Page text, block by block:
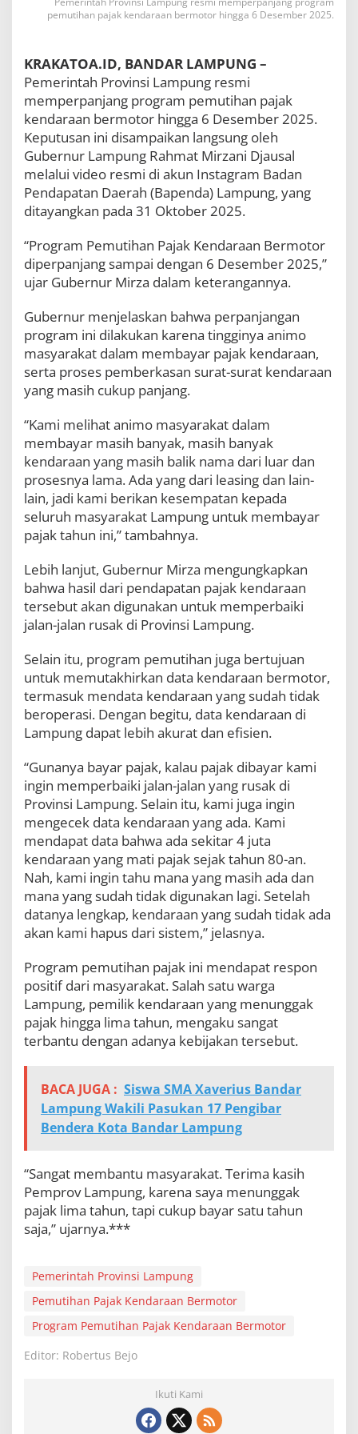
p
u
D
i
e
r
p
a
j
a
n
h
i
n
g
6
D
e
s
e
r
0
2
5
pemutihan pajak kendaraan bermotor hingga 6 Desember 2025.
KRAKATOA.ID, BANDAR LAMPUNG –
Pemerintah Provinsi Lampung resmi
memperpanjang program pemutihan pajak
kendaraan bermotor hingga 6 Desember 2025.
Keputusan ini disampaikan langsung oleh
Gubernur Lampung Rahmat Mirzani Djausal
melalui video resmi di akun Instagram Badan
Pendapatan Daerah (Bapenda) Lampung, yang
ditayangkan pada 31 Oktober 2025.
“Program Pemutihan Pajak Kendaraan Bermotor
diperpanjang sampai dengan 6 Desember 2025,”
ujar Gubernur Mirza dalam keterangannya.
Gubernur menjelaskan bahwa perpanjangan
program ini dilakukan karena tingginya animo
masyarakat dalam membayar pajak kendaraan,
serta proses pemberkasan surat-surat kendaraan
yang masih cukup panjang.
“Kami melihat animo masyarakat dalam
membayar masih banyak, masih banyak
kendaraan yang masih balik nama dari luar dan
prosesnya lama. Ada yang dari leasing dan lain-
lain, jadi kami berikan kesempatan kepada
seluruh masyarakat Lampung untuk membayar
pajak tahun ini,” tambahnya.
Lebih lanjut, Gubernur Mirza mengungkapkan
bahwa hasil dari pendapatan pajak kendaraan
tersebut akan digunakan untuk memperbaiki
jalan-jalan rusak di Provinsi Lampung.
Selain itu, program pemutihan juga bertujuan
untuk memutakhirkan data kendaraan bermotor,
termasuk mendata kendaraan yang sudah tidak
beroperasi. Dengan begitu, data kendaraan di
Lampung dapat lebih akurat dan efisien.
“Gunanya bayar pajak, kalau pajak dibayar kami
ingin memperbaiki jalan-jalan yang rusak di
Provinsi Lampung. Selain itu, kami juga ingin
mengecek data kendaraan yang ada. Kami
mendapat data bahwa ada sekitar 4 juta
kendaraan yang mati pajak sejak tahun 80-an.
Nah, kami ingin tahu mana yang masih ada dan
mana yang sudah tidak digunakan lagi. Setelah
datanya lengkap, kendaraan yang sudah tidak ada
akan kami hapus dari sistem,” jelasnya.
Program pemutihan pajak ini mendapat respon
positif dari masyarakat. Salah satu warga
Lampung, pemilik kendaraan yang menunggak
pajak hingga lima tahun, mengaku sangat
terbantu dengan adanya kebijakan tersebut.
BACA JUGA : Siswa SMA Xaverius Bandar
Lampung Wakili Pasukan 17 Pengibar
Bendera Kota Bandar Lampung
“Sangat membantu masyarakat. Terima kasih
Pemprov Lampung, karena saya menunggak
pajak lima tahun, tapi cukup bayar satu tahun
saja,” ujarnya.***
Pemerintah Provinsi Lampung
Pemutihan Pajak Kendaraan Bermotor
Program Pemutihan Pajak Kendaraan Bermotor
Editor: Robertus Bejo
Ikuti Kami